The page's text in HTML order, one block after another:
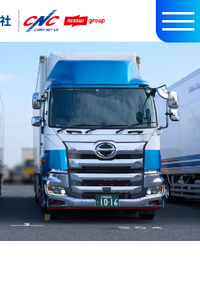
t
o
g
l
e
n
a
v
i
g